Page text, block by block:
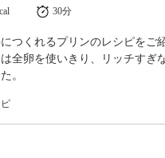
30分
つくれるプリンのレシピをご
全卵を使いきり、リッチすぎ
。